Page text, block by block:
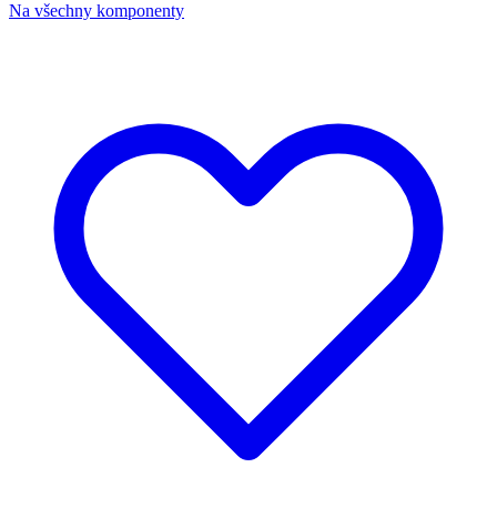
Na všechny komponenty